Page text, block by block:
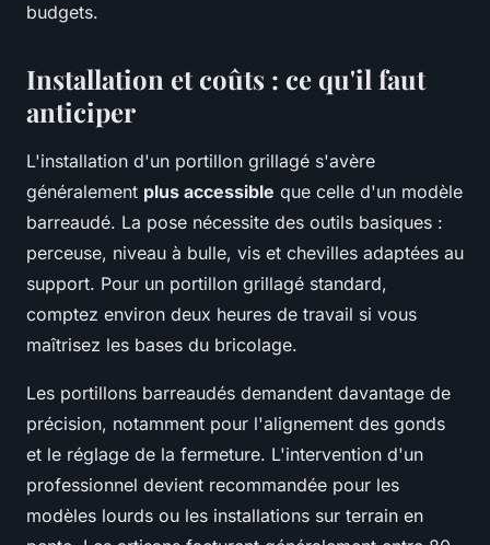
budgets.
Installation et coûts : ce qu'il faut
anticiper
L'installation d'un portillon grillagé s'avère
généralement plus accessible que celle d'un modèle
barreaudé. La pose nécessite des outils basiques :
perceuse, niveau à bulle, vis et chevilles adaptées au
support. Pour un portillon grillagé standard,
comptez environ deux heures de travail si vous
maîtrisez les bases du bricolage.
Les portillons barreaudés demandent davantage de
précision, notamment pour l'alignement des gonds
et le réglage de la fermeture. L'intervention d'un
professionnel devient recommandée pour les
modèles lourds ou les installations sur terrain en